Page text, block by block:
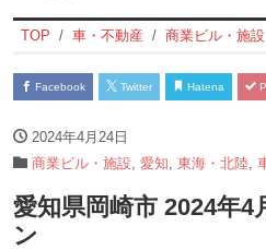
TOP 車・不動産 商業ビル・施設
Facebook Twitter Hatena
2024年4月24日
商業ビル・施設 愛知 東海・北陸
愛知県岡崎市 2024年4
ン